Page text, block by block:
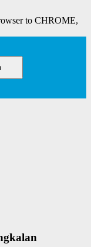
to CHROME,